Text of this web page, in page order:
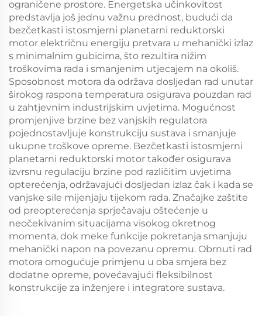
ograničene prostore. Energetska učinkovitost
predstavlja još jednu važnu prednost, budući da
bezčetkasti istosmjerni planetarni reduktorski
motor električnu energiju pretvara u mehanički izlaz
s minimalnim gubicima, što rezultira nižim
troškovima rada i smanjenim utjecajem na okoliš.
Sposobnost motora da održava dosljedan rad unutar
širokog raspona temperatura osigurava pouzdan rad
u zahtjevnim industrijskim uvjetima. Mogućnost
promjenjive brzine bez vanjskih regulatora
pojednostavljuje konstrukciju sustava i smanjuje
ukupne troškove opreme. Bezčetkasti istosmjerni
planetarni reduktorski motor također osigurava
izvrsnu regulaciju brzine pod različitim uvjetima
opterećenja, održavajući dosljedan izlaz čak i kada se
vanjske sile mijenjaju tijekom rada. Značajke zaštite
od preopterećenja sprječavaju oštećenje u
neočekivanim situacijama visokog okretnog
momenta, dok meke funkcije pokretanja smanjuju
mehanički napon na povezanu opremu. Obrnuti rad
motora omogućuje primjenu u oba smjera bez
dodatne opreme, povećavajući fleksibilnost
konstrukcije za inženjere i integratore sustava.